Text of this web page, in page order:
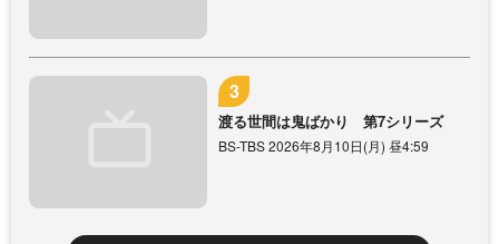
渡る世間は鬼ばかり 第7シリーズ
BS-TBS 2026年8月10日(月) 昼4:59